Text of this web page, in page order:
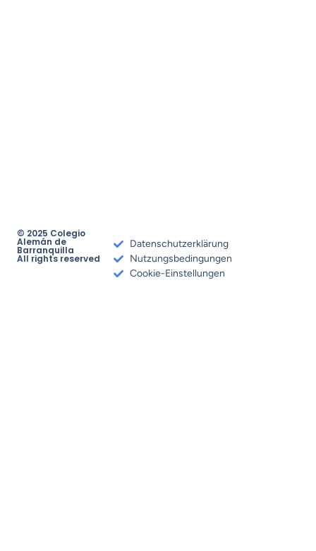
© 2025 Colegio
Alemán de
Barranquilla
All rights reserved
Datenschutzerklärung
Nutzungsbedingungen
Cookie-Einstellungen